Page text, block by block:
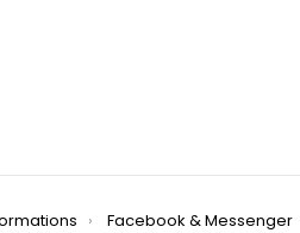
Facebook & Messenger